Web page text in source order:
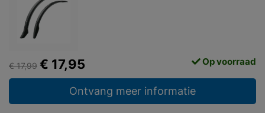
€ 17,99 € 17,95 Op voorraad
Ontvang meer informatie